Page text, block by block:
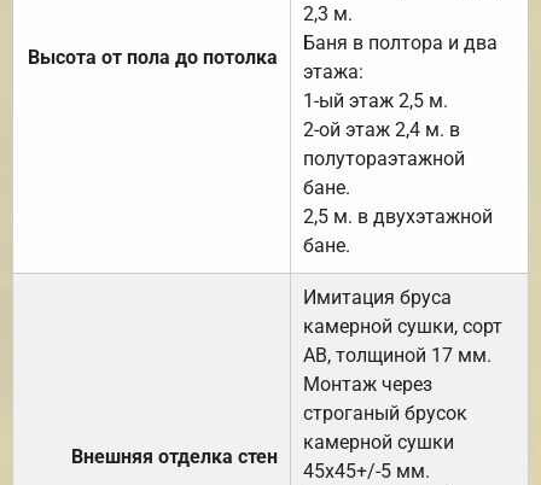
Высота от пола до потолка
2,3 м.
Баня в полтора и два
этажа:
1-ый этаж 2,5 м.
2-ой этаж 2,4 м. в
полутораэтажной
бане.
2,5 м. в двухэтажной
бане.
Внешняя отделка стен
Имитация бруса
камерной сушки, сорт
АВ, толщиной 17 мм.
Монтаж через
строганый брусок
камерной сушки
45х45+/-5 мм.